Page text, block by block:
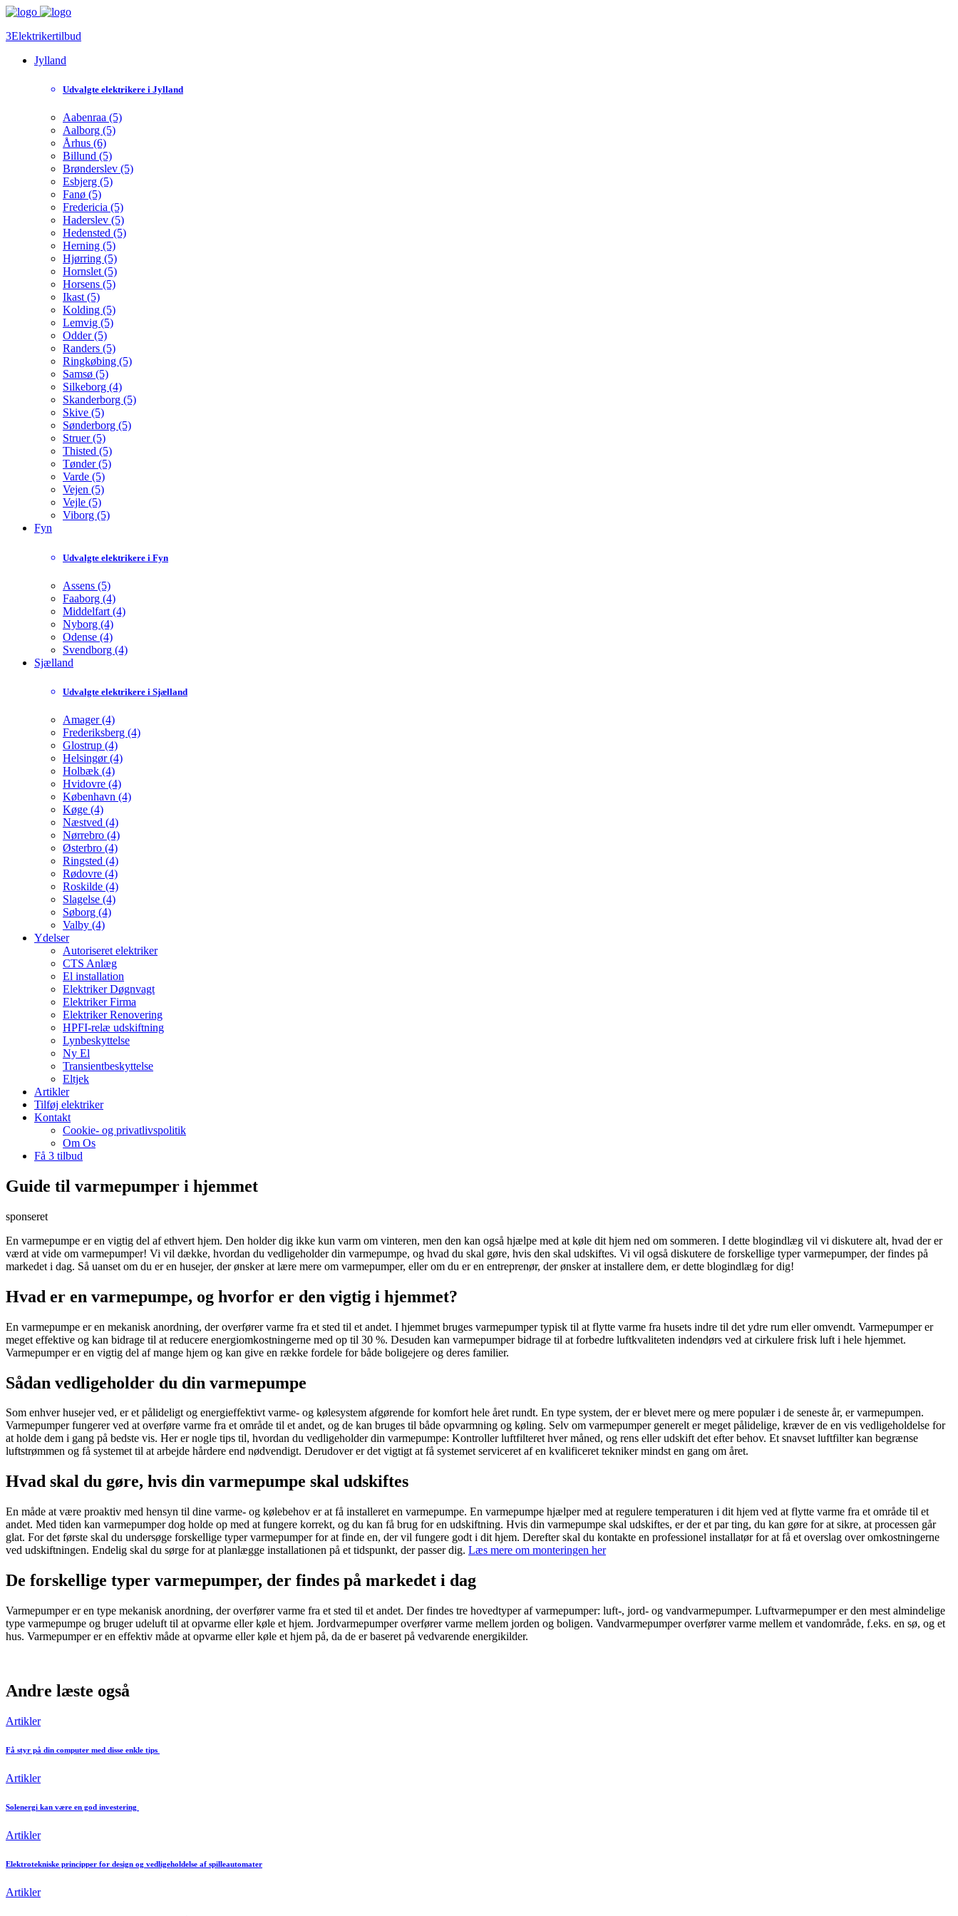
3Elektrikertilbud
Jylland
Udvalgte elektrikere i Jylland
Aabenraa (5)
Aalborg (5)
Århus (6)
Billund (5)
Brønderslev (5)
Esbjerg (5)
Fanø (5)
Fredericia (5)
Haderslev (5)
Hedensted (5)
Herning (5)
Hjørring (5)
Hornslet (5)
Horsens (5)
Ikast (5)
Kolding (5)
Lemvig (5)
Odder (5)
Randers (5)
Ringkøbing (5)
Samsø (5)
Silkeborg (4)
Skanderborg (5)
Skive (5)
Sønderborg (5)
Struer (5)
Thisted (5)
Tønder (5)
Varde (5)
Vejen (5)
Vejle (5)
Viborg (5)
Fyn
Udvalgte elektrikere i Fyn
Assens (5)
Faaborg (4)
Middelfart (4)
Nyborg (4)
Odense (4)
Svendborg (4)
Sjælland
Udvalgte elektrikere i Sjælland
Amager (4)
Frederiksberg (4)
Glostrup (4)
Helsingør (4)
Holbæk (4)
Hvidovre (4)
København (4)
Køge (4)
Næstved (4)
Nørrebro (4)
Østerbro (4)
Ringsted (4)
Rødovre (4)
Roskilde (4)
Slagelse (4)
Søborg (4)
Valby (4)
Ydelser
Autoriseret elektriker
CTS Anlæg
El installation
Elektriker Døgnvagt
Elektriker Firma
Elektriker Renovering
HPFI-relæ udskiftning
Lynbeskyttelse
Ny El
Transientbeskyttelse
Eltjek
Artikler
Tilføj elektriker
Kontakt
Cookie- og privatlivspolitik
Om Os
Få 3 tilbud
Guide til varmepumper i hjemmet
sponseret
En varmepumpe er en vigtig del af ethvert hjem. Den holder dig ikke kun varm om vinteren, men den kan også hjælpe med at køle dit hjem ned om sommeren. I dette blogindlæg vil vi diskutere alt, hvad der er
værd at vide om varmepumper! Vi vil dække, hvordan du vedligeholder din varmepumpe, og hvad du skal gøre, hvis den skal udskiftes. Vi vil også diskutere de forskellige typer varmepumper, der findes på
markedet i dag. Så uanset om du er en husejer, der ønsker at lære mere om varmepumper, eller om du er en entreprenør, der ønsker at installere dem, er dette blogindlæg for dig!
Hvad er en varmepumpe, og hvorfor er den vigtig i hjemmet?
En varmepumpe er en mekanisk anordning, der overfører varme fra et sted til et andet. I hjemmet bruges varmepumper typisk til at flytte varme fra husets indre til det ydre rum eller omvendt. Varmepumper er
meget effektive og kan bidrage til at reducere energiomkostningerne med op til 30 %. Desuden kan varmepumper bidrage til at forbedre luftkvaliteten indendørs ved at cirkulere frisk luft i hele hjemmet.
Varmepumper er en vigtig del af mange hjem og kan give en række fordele for både boligejere og deres familier.
Sådan vedligeholder du din varmepumpe
Som enhver husejer ved, er et pålideligt og energieffektivt varme- og kølesystem afgørende for komfort hele året rundt. En type system, der er blevet mere og mere populær i de seneste år, er varmepumpen.
Varmepumper fungerer ved at overføre varme fra et område til et andet, og de kan bruges til både opvarmning og køling. Selv om varmepumper generelt er meget pålidelige, kræver de en vis vedligeholdelse for
at holde dem i gang på bedste vis. Her er nogle tips til, hvordan du vedligeholder din varmepumpe: Kontroller luftfilteret hver måned, og rens eller udskift det efter behov. Et snavset luftfilter kan begrænse
luftstrømmen og få systemet til at arbejde hårdere end nødvendigt. Derudover er det vigtigt at få systemet serviceret af en kvalificeret tekniker mindst en gang om året.
Hvad skal du gøre, hvis din varmepumpe skal udskiftes
En måde at være proaktiv med hensyn til dine varme- og kølebehov er at få installeret en varmepumpe. En varmepumpe hjælper med at regulere temperaturen i dit hjem ved at flytte varme fra et område til et
andet. Med tiden kan varmepumper dog holde op med at fungere korrekt, og du kan få brug for en udskiftning. Hvis din varmepumpe skal udskiftes, er der et par ting, du kan gøre for at sikre, at processen går
glat. For det første skal du undersøge forskellige typer varmepumper for at finde en, der vil fungere godt i dit hjem. Derefter skal du kontakte en professionel installatør for at få et overslag over omkostningerne
ved udskiftningen. Endelig skal du sørge for at planlægge installationen på et tidspunkt, der passer dig. Læs mere om monteringen her
De forskellige typer varmepumper, der findes på markedet i dag
Varmepumper er en type mekanisk anordning, der overfører varme fra et sted til et andet. Der findes tre hovedtyper af varmepumper: luft-, jord- og vandvarmepumper. Luftvarmepumper er den mest almindelige
type varmepumpe og bruger udeluft til at opvarme eller køle et hjem. Jordvarmepumper overfører varme mellem jorden og boligen. Vandvarmepumper overfører varme mellem et vandområde, f.eks. en sø, og et
hus. Varmepumper er en effektiv måde at opvarme eller køle et hjem på, da de er baseret på vedvarende energikilder.
Andre læste også
Artikler
Få styr på din computer med disse enkle tips
Artikler
Solenergi kan være en god investering
Artikler
Elektrotekniske principper for design og vedligeholdelse af spilleautomater
Artikler